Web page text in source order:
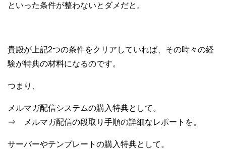
といった条件が整わないとダメだと。
貴殿が上記2つの条件をクリアしていれば、その時々の経
験が特典の材料になるのです。
つまり、
メルマガ配信システムの購入特典として。
⇒ メルマガ配信の段取り手順の詳細なレポートを。
サーバーやテンプレートの購入特典として。